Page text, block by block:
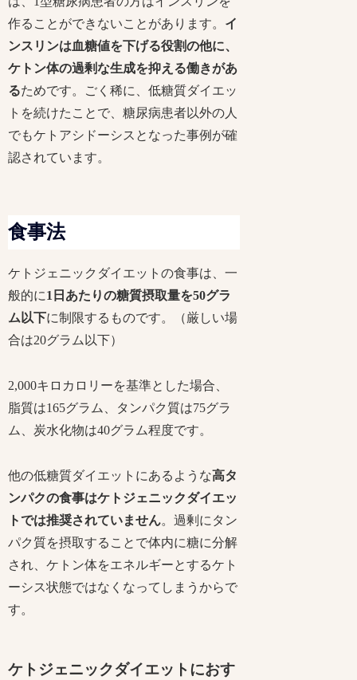
作ることができないことがあります。 イ
ンスリンは血糖値を下げる役割の他に、
ケトン体の過剰な生成を抑える働きがあ
るためです。ごく稀に、低糖質ダイエッ
トを続けたことで、糖尿病患者以外の人
でもケトアシドーシスとなった事例が確
認されています。
食事法
ケトジェニックダイエットの食事は、一
般的に1日あたりの糖質摂取量を50グラ
ム以下に制限するものです。（厳しい場
合は20グラム以下）
2,000キロカロリーを基準とした場合、
脂質は165グラム、タンパク質は75グラ
ム、炭水化物は40グラム程度です。
他の低糖質ダイエットにあるような高タ
ンパクの食事はケトジェニックダイエッ
トでは推奨されていません。過剰にタン
パク質を摂取することで体内に糖に分解
され、ケトン体をエネルギーとするケト
ーシス状態ではなくなってしまうからで
す。
ケトジェニックダイエットにおす